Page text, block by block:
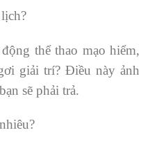
thể thao mạo hiểm,
giải trí? Điều này ảnh
sẽ phải trả.